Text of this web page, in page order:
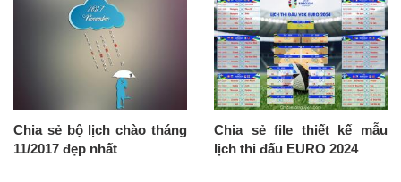
Chia sẻ bộ lịch chào tháng
11/2017 đẹp nhất
Chia sẻ file thiết kế mẫu
lịch thi đấu EURO 2024